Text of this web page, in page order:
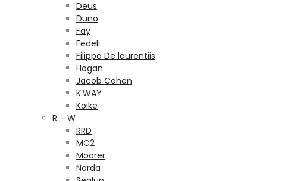
Deus
Duno
Fay
Fedeli
Filippo De laurentiis
Hogan
Jacob Cohen
K.WAY
Koike
R – W
RRD
MC2
Moorer
Norda